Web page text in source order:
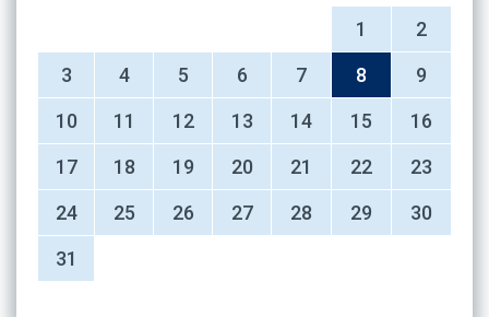
1
2
3
4 5 6 7 8
9
10
11 12 13 14 15
16
17
18 19 20 21 22
23
24
25 26 27 28 29
30
31